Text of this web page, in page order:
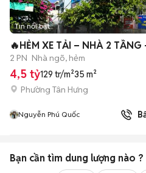
Tin nổi bật
🔥HẺM XE TẢI – NHÀ 2
2 PN Nhà ngõ, hẻm
4,5 tỷ129 tr/m²35 m²
Phường Tân Hưng
Nguyễn Phú Quốc
Bạn cần tìm dung lượng nào ?